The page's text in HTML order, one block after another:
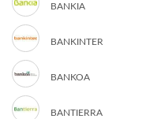
BANKIA
BANKINTER
BANKOA
BANTIERRA